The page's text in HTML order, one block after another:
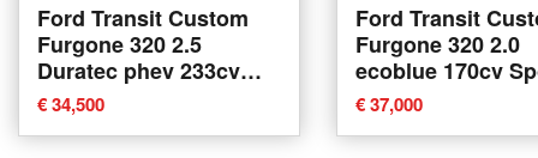
Ford Transit Custom
Furgone 320 2.5
Duratec phev 233cv
Trend L1H1 nuova a
Alba
€ 34,500
Ford Transit
Furgone 320 2.0
ecoblue 170cv
L1H1 A8 nuova a
€ 37,000